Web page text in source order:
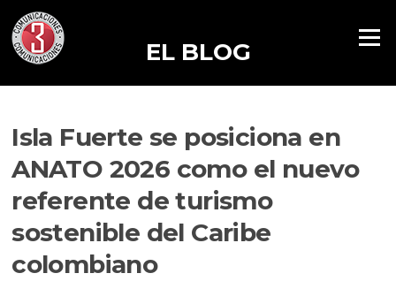
Menú
EL BLOG
Isla Fuerte se posiciona en
ANATO 2026 como el nuevo
referente de turismo
sostenible del Caribe
colombiano